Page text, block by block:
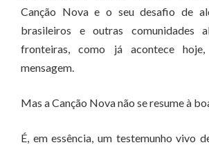
Canção Nova e o seu desafio de
brasileiros e outras comunidades
fronteiras, como já acontece
mensagem.
Mas a Canção Nova não se resume à
É, em essência, um testemunho vivo